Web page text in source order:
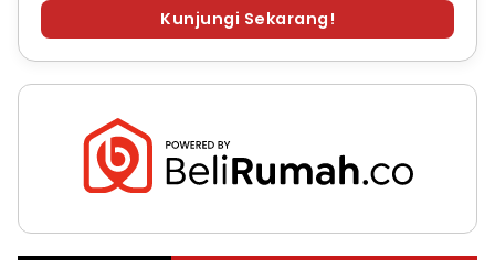
Kunjungi Sekarang!